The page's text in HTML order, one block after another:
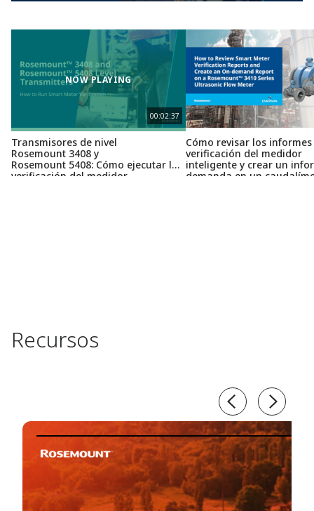
NOW PLAYING
00:02:37
Transmisores de nivel
Rosemount 3408 y
Rosemount 5408: Cómo ejecutar la
verificación del medidor
Cómo revisar los informes
verificación del medidor
inteligente y crear un
demanda en un
Recursos